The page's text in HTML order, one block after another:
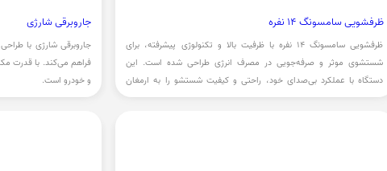
ظرفشویی سامسونگ 14 نفره
ظرفشویی سامسونگ 14 نفره با ظرفیت بالا و تکنولوژی پیشرفته، برای
شستشوی موثر و صرفه‌جویی در مصرف انرژی طراحی شده است. این
دستگاه با عملکرد بی‌صدای خود، راحتی و کیفیت شستشو را به ارمغان
می‌آورد.
جاروبرقی شارژی
جاروبرقی شارژی با
فراهم می‌کند. با قدرت مکش
و خودرو است.